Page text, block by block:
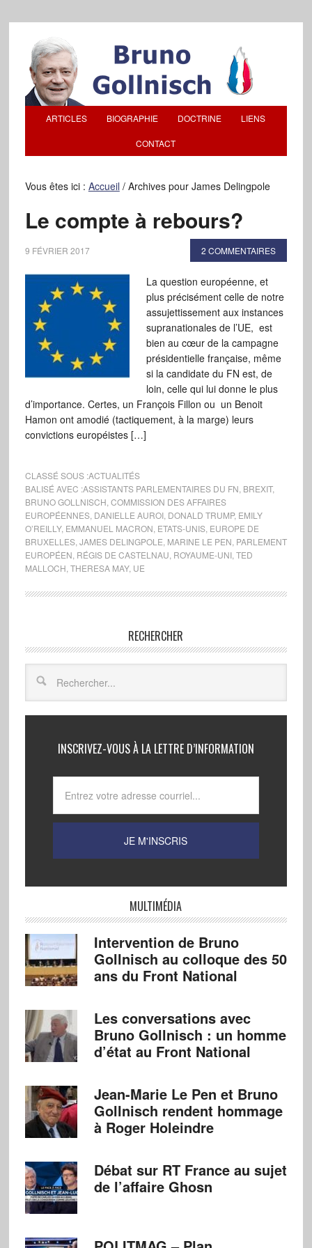
ARTICLES BIOGRAPHIE DOCTRINE LIENS
CONTACT
Vous êtes ici : Accueil /Archives pour James Delingpole
Le compte à rebours?
9 FÉVRIER 2017 2 COMMENTAIRES
La question européenne, et
plus précisément celle de notre
assujettissement aux instances
supranationales de l’UE, est
bien au cœur de la campagne
présidentielle française, même
si la candidate du FN est, de
loin, celle qui lui donne le plus
d’importance. Certes, un François Fillon ou un Benoit
Hamon ont amodié (tactiquement, à la marge) leurs
convictions européistes […]
CLASSÉ SOUS :ACTUALITÉS
BALISÉ AVEC :ASSISTANTS PARLEMENTAIRES DU FN BREXIT,
BRUNO GOLLNISCH COMMISSION DES AFFAIRES
EUROPÉENNES, DANIELLE AUROI, DONALD TRUMP, EMILY
O’REILLY, EMMANUEL MACRON ETATS-UNIS, EUROPE DE
BRUXELLES, JAMES DELINGPOLE MARINE LE PEN PARLEMENT
EUROPÉEN RÉGIS DE CASTELNAU ROYAUME-UNI, TED
MALLOCH THERESA MAY, UE
RECHERCHER
INSCRIVEZ-VOUS À LA LETTRE D’INFORMATION
MULTIMÉDIA
Intervention de Bruno
Gollnisch au colloque des 50
ans du Front National
Les conversations avec
Bruno Gollnisch : un homme
d’état au Front National
Jean-Marie Le Pen et Bruno
Gollnisch rendent hommage
à Roger Holeindre
Débat sur RT France au sujet
de l’affaire Ghosn